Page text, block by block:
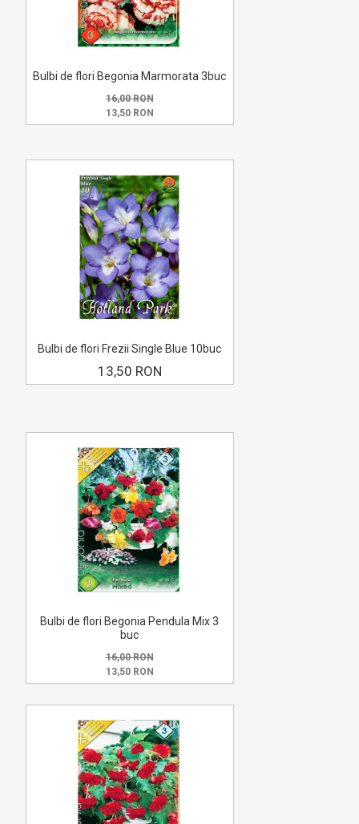
Bulbi de flori Begonia Marmorata 3buc
16,00 RON
13,50 RON
Bulbi de flori Frezii Single Blue 10buc
13,50 RON
Bulbi de flori Begonia Pendula Mix 3
buc
16,00 RON
13,50 RON